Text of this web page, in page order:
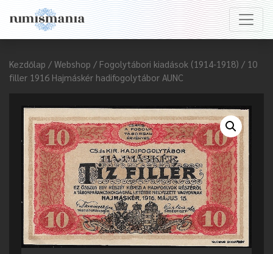
Kezdőlap / Webshop / Fogolytábori kiadások (1914-1918) / 10
filler 1916 Hajmáskér hadifogolytábor AUNC